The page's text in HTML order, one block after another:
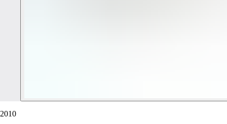
2010